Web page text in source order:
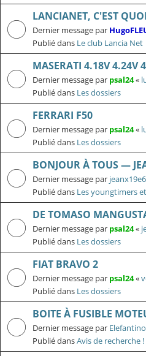
LANCIANET, C'EST
Dernier message par
Publié dans Le club Lancia Net
MASERATI 4.18V 4.24V
Dernier message par psal24«
Publié dans Les dossiers
FERRARI F50
Dernier message par psal24«
Publié dans Les dossiers
BONJOUR À TOUS —
Dernier message par
Publié dans Les youngtimers
DE TOMASO
Dernier message par psal24«
Publié dans Les dossiers
FIAT BRAVO 2
Dernier message par psal24«
Publié dans Les dossiers
BOITE À FUSIBLE
Dernier message par
Publié dansAvis de recherche !